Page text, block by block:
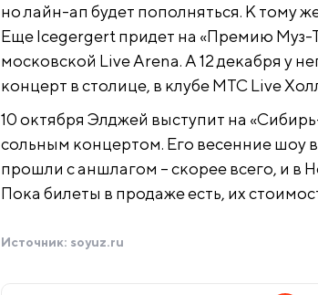
но лайн-ап будет пополняться. К тому
Еще Icegergert придет на «Премию Муз-
московской Live Arena. А 12 декабря у
концерт в столице, в клубе МТС Live
10 октября Элджей выступит на
сольным концертом. Его весенние шоу
прошли с аншлагом – скорее всего, и в
Пока билеты в продаже есть, их
Источник: soyuz.ru